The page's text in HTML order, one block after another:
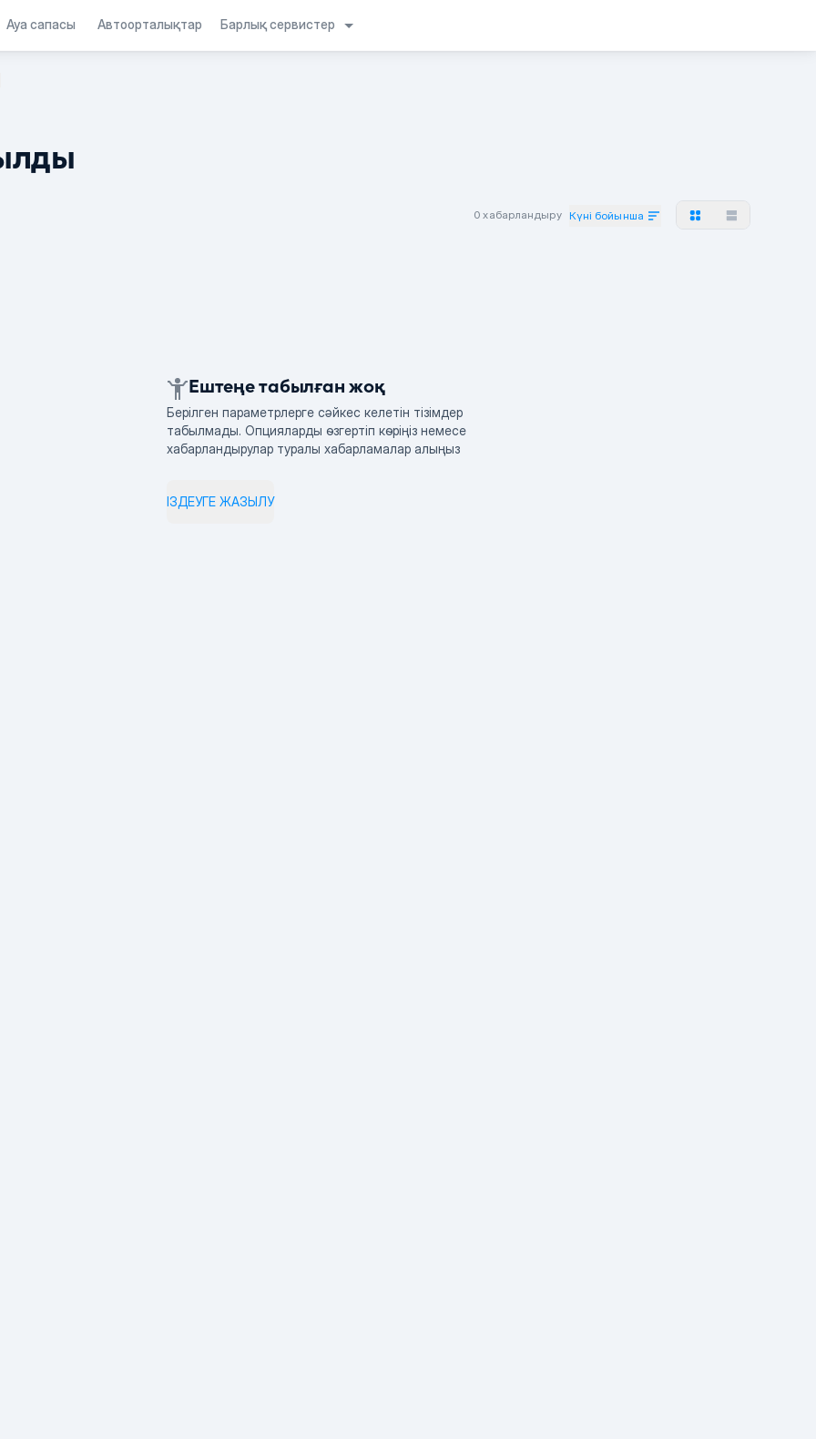
Ауа сапасы Автоорталықтар Барлық сервистер
0 хабарландыру Күні бойынша
Ештеңе табылған жоқ
Берілген параметрлерге сәйкес келетін тізімдер
табылмады. Опцияларды өзгертіп көріңіз немесе
хабарландырулар туралы хабарламалар алыңыз
ІЗДЕУГЕ ЖАЗЫЛУ